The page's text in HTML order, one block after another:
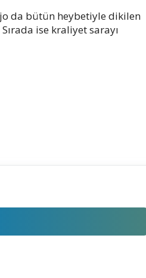
da bütün heybetiyle dikilen
ise kraliyet sarayı